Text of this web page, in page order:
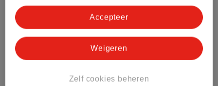
Bekijk ook
Meer
Hoe controleren wij de reviews?Zelf cookies beheren
Weigeren
Accepteer